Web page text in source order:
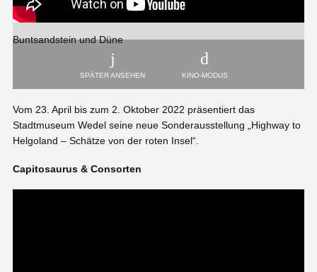
Buntsandstein und Düne
SPÄTER ANSEHEN KINO-MODUS
Vom 23. April bis zum 2. Oktober 2022 präsentiert das
Stadtmuseum Wedel seine neue Sonderausstellung „Highway to
Helgoland – Schätze von der roten Insel“.
Capitosaurus & Consorten